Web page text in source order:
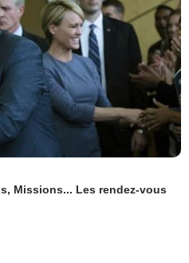
Missions... Les rendez-vous